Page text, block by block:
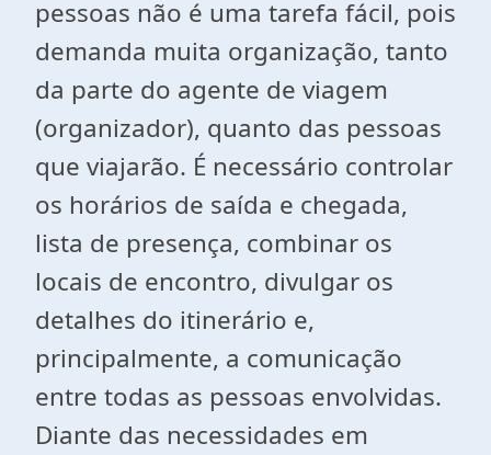
pessoas não é uma tarefa fácil, pois
demanda muita organização, tanto
da parte do agente de viagem
(organizador), quanto das pessoas
que viajarão. É necessário controlar
os horários de saída e chegada,
lista de presença, combinar os
locais de encontro, divulgar os
detalhes do itinerário e,
principalmente, a comunicação
entre todas as pessoas envolvidas.
Diante das necessidades em